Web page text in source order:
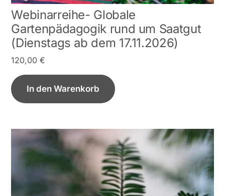
Webinarreihe- Globale
Gartenpädagogik rund um Saatgut
(Dienstags ab dem 17.11.2026)
120,00€
In den Warenkorb